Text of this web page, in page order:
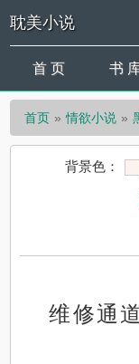
耽美小说
首 页 书
首页 情欲小说
背景色：
维修通道